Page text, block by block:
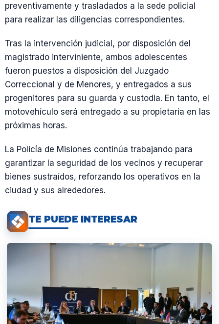
preventivamente y trasladados a la sede policial
para realizar las diligencias correspondientes.
Tras la intervención judicial, por disposición del
magistrado interviniente, ambos adolescentes
fueron puestos a disposición del Juzgado
Correccional y de Menores, y entregados a sus
progenitores para su guarda y custodia. En tanto, el
motovehículo será entregado a su propietaria en las
próximas horas.
La Policía de Misiones continúa trabajando para
garantizar la seguridad de los vecinos y recuperar
bienes sustraídos, reforzando los operativos en la
ciudad y sus alrededores.
TE PUEDE INTERESAR